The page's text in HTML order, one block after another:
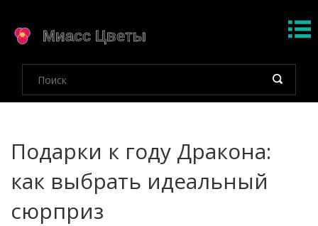
Подарки к году Дракона:
как выбрать идеальный
сюрприз